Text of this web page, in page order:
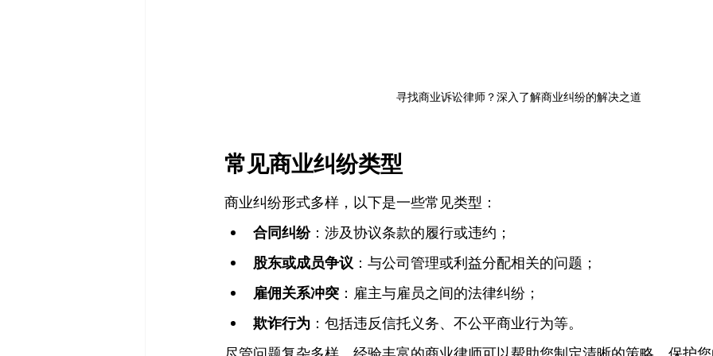
寻找商业诉讼律师？深入了解商业纠纷的解决之道
常见商业纠纷类型
商业纠纷形式多样，以下是一些常见类型：
合同纠纷：涉及协议条款的履行或违约；
股东或成员争议 ：与公司管理或利益分配相关的问题；
雇佣关系冲突 ：雇主与雇员之间的法律纠纷；
欺诈行为 ：包括违反信托义务、不公平商业行为等。